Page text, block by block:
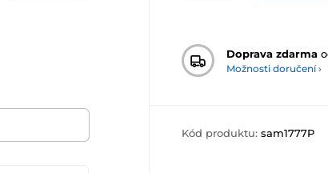
Doprava zdarma
Možnosti doručení ›
Kód produktu: sam1777P